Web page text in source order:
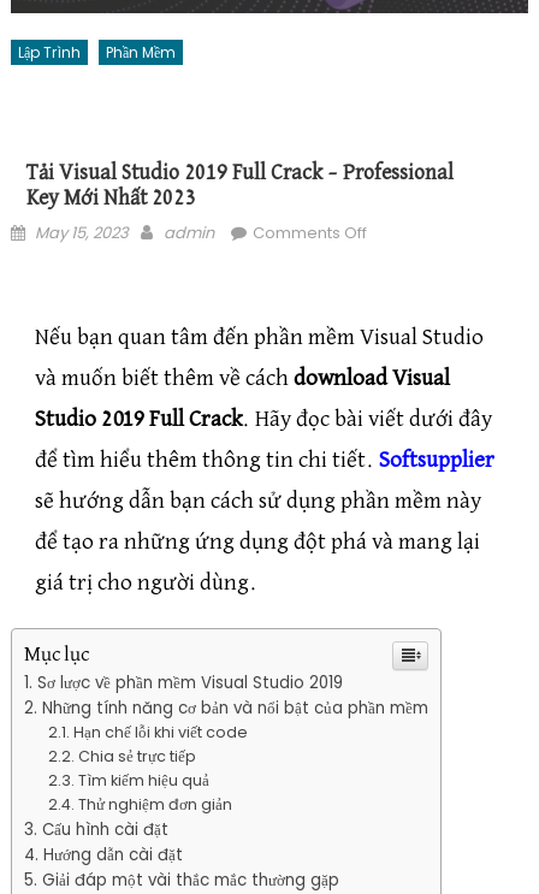
Lập Trình Phần Mềm
Tải Visual Studio 2019 Full Crack – Professional
Key Mới Nhất 2023
Posted on
May 15, 2023 Author
admin Comments Offon Tải Visual Studio
Nếu bạn quan tâm đến phần mềm Visual Studio
và muốn biết thêm về cách download Visual
Studio 2019 Full Crack. Hãy đọc bài viết dưới đây
để tìm hiểu thêm thông tin chi tiết. Softsupplier
sẽ hướng dẫn bạn cách sử dụng phần mềm này
để tạo ra những ứng dụng đột phá và mang lại
giá trị cho người dùng.
Mục lục
Sơ lược về phần mềm Visual Studio 2019
Những tính năng cơ bản và nổi bật của phần mềm
Hạn chế lỗi khi viết code
Chia sẻ trực tiếp
Tìm kiếm hiệu quả
Thử nghiệm đơn giản
Cấu hình cài đặt
Hướng dẫn cài đặt
Giải đáp một vài thắc mắc thường gặp